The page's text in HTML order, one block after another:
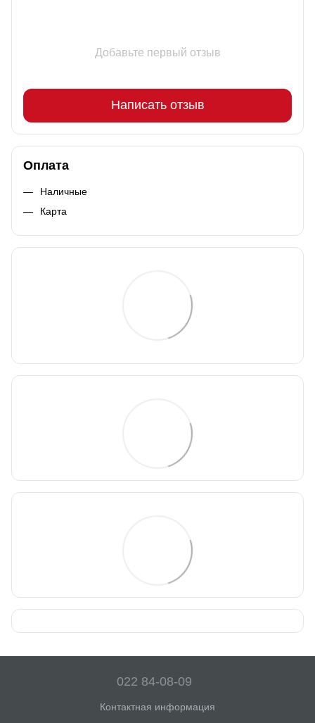
Добавьте первый отзыв
Написать отзыв
Оплата
Наличные
Карта
022 84-08-09
Контактная информация